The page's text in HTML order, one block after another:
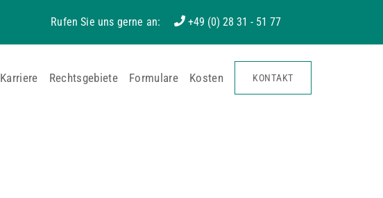
Rufen Sie uns gerne an: +49 (0) 28 31 - 51 77
Karriere Rechtsgebiete Formulare Kosten KONTAKT